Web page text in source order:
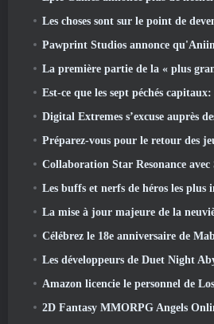
Les choses sont sur le point de devenir électriques lors du
Pawprint Studios annonce qu'Aniimo arrivera sur PlayStation 5
La première partie de la « plus grande extension de zone » de
Est-ce que les sept péchés capitaux:
Digital Extremes s’excuse auprès des joueurs pour la détresse causée
Préparez-vous pour le retour des
Collaboration Star Resonance
Les buffs et nerfs de héros les plus
La mise à jour majeure de la neuvième vague de War Thunder améliore l'apparence des
Célébrez le 18e anniversaire de Mabinogi avec trois
Les développeurs de Duet Night Abyss publient une déclaration officielle concernant un
Amazon licencie le personnel de
2D Fantasy MMORPG Angels Online